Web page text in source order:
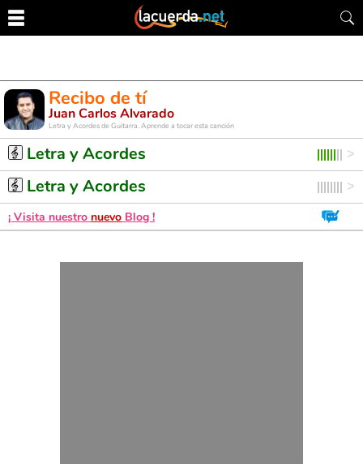
Recibo de tí
Juan Carlos Alvarado
Letra y Acordes de Guitarra. Aprende a tocar esta canción
Letra y Acordes
Letra y Acordes
¡ Visita nuestro nuevo Blog !